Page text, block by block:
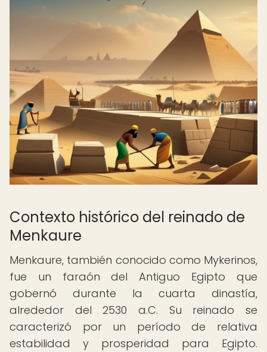
Contexto histórico del reinado de
Menkaure
Menkaure, también conocido como Mykerinos,
fue un faraón del Antiguo Egipto que
gobernó durante la cuarta dinastía,
alrededor del 2530 a.C. Su reinado se
caracterizó por un período de relativa
estabilidad y prosperidad para Egipto.